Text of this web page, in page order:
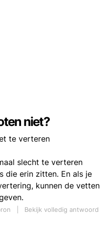
niet?
te verteren
slecht te verteren
die erin zitten. En als je
kunnen de vetten
Bekijk volledig antwoord